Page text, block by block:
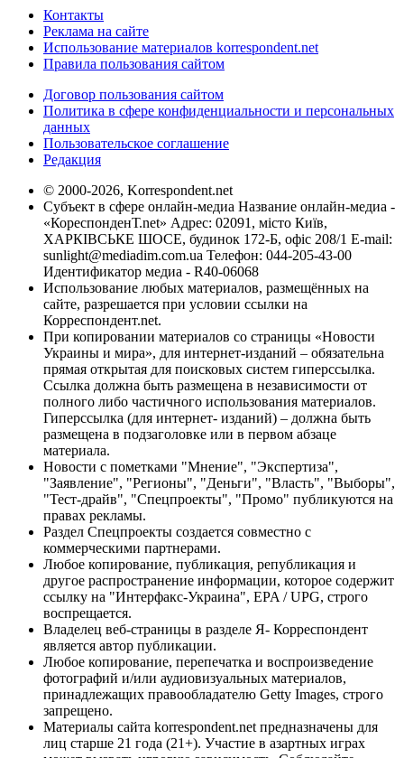
Контакты
Реклама на сайте
Использование материалов korrespondent.net
Правила пользования сайтом
Договор пользования сайтом
Политика в сфере конфиденциальности и персональных
данных
Пользовательское соглашение
Редакция
© 2000-2026, Korrespondent.net
Субъект в сфере онлайн-медиа Название онлайн-медиа -
«КореспонденТ.net» Адрес: 02091, місто Київ,
ХАРКІВСЬКЕ ШОСЕ, будинок 172-Б, офіс 208/1 E-mail:
sunlight@mediadim.com.ua Телефон: 044-205-43-00
Идентификатор медиа - R40-06068
Использование любых материалов, размещённых на
сайте, разрешается при условии ссылки на
Корреспондент.net.
При копировании материалов со страницы «Новости
Украины и мира», для интернет-изданий – обязательна
прямая открытая для поисковых систем гиперссылка.
Ссылка должна быть размещена в независимости от
полного либо частичного использования материалов.
Гиперссылка (для интернет- изданий) – должна быть
размещена в подзаголовке или в первом абзаце
материала.
Новости с пометками "Мнение", "Экспертиза",
"Заявление", "Регионы", "Деньги", "Власть", "Выборы",
"Тест-драйв", "Спецпроекты", "Промо" публикуются на
правах рекламы.
Раздел Спецпроекты создается совместно с
коммерческими партнерами.
Любое копирование, публикация, републикация и
другое распространение информации, которое содержит
ссылку на "Интерфакс-Украина", EPA / UPG, строго
воспрещается.
Владелец веб-страницы в разделе Я- Корреспондент
является автор публикации.
Любое копирование, перепечатка и воспроизведение
фотографий и/или аудиовизуальных материалов,
принадлежащих правообладателю Getty Images, строго
запрещено.
Материалы сайта korrespondent.net предназначены для
лиц старше 21 года (21+). Участие в азартных играх